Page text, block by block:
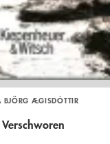
BJÖRG ÆGISDÓTTIR
Verschworen